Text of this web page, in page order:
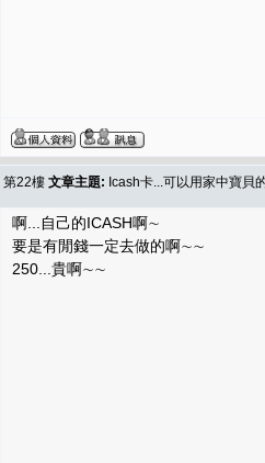
第22樓 文章主題: Icash卡...可以用家中寶貝
啊...自己的ICASH啊∼
要是有閒錢一定去做的啊∼∼
250...貴啊∼∼